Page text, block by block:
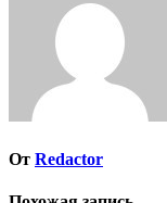
От Redactor